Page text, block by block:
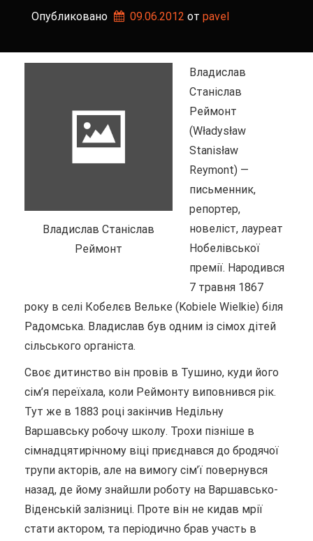
Опубликовано 09.06.2012 от pavel
Владислав Станіслав
Реймонт
Владислав
Станіслав
Реймонт
(Władysław
Stanisław
Reymont) —
письменник,
репортер,
новеліст, лауреат
Нобелівської
премії. Народився
7 травня 1867
року в селі Кобелєв Вельке (Kobiele Wielkie) біля
Радомська. Владислав був одним із сімох дітей
сільського органіста.
Своє дитинство він провів в Тушино, куди його
сім’я переїхала, коли Реймонту виповнився рік.
Тут же в 1883 році закінчив Недільну
Варшавську робочу школу. Трохи пізніше в
сімнадцятирічному віці приєднався до бродячої
трупи акторів, але на вимогу сім’ї повернувся
назад, де йому знайшли роботу на Варшавсько-
Віденській залізниці. Проте він не кидав мрії
стати актором, та періодично брав участь в